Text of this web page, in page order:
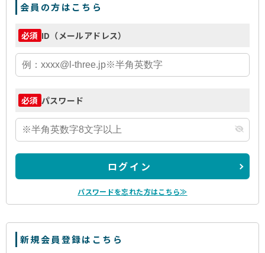
会員の方はこちら
必須 ID（メールアドレス）
必須 パスワード
ログイン
パスワードを忘れた方はこちら≫
新規会員登録はこちら